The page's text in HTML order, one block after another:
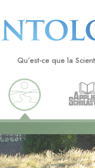
Qu’est-ce que la
Croyances et
Credos et Codes de
Les scientologues et
Rencontrez un